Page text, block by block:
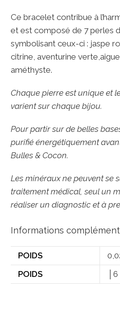
Ce bracelet contribue à
et est composé de 7 perles
symbolisant ceux-ci : jaspe
citrine, aventurine
améthyste.
Chaque pierre est unique et
varient sur chaque bijou.
Pour partir sur de belles
purifié énergétiquement
Bulles & Cocon.
Les minéraux ne peuvent se
traitement médical, seul un
réaliser un diagnostic et à
Informations
POIDS
POIDS
│6│